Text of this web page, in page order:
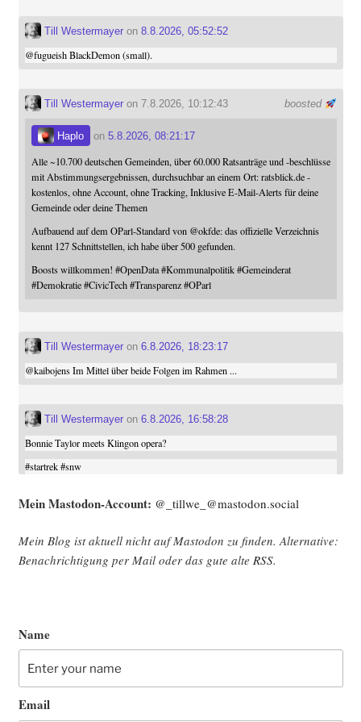
Till Westermayeron 8.8.2026, 05:52:52
@fugueishBlackDemon (small).
boosted
Till Westermayeron 7.8.2026, 10:12:43
Haplo on 5.8.2026, 08:21:17
Alle ~10.700 deutschen Gemeinden, über 60.000 Ratsanträge und -beschlüsse
mit Abstimmungsergebnissen, durchsuchbar an einem Ort: ratsblick.de -
kostenlos, ohne Account, ohne Tracking, Inklusive E-Mail-Alerts für deine
Gemeinde oder deine Themen
Aufbauend auf dem OParl-Standard von @okfde: das offizielle Verzeichnis
kennt 127 Schnittstellen, ich habe über 500 gefunden.
Boosts willkommen! #OpenData #Kommunalpolitik #Gemeinderat
#Demokratie #CivicTech #Transparenz #OParl
Till Westermayeron 6.8.2026, 18:23:17
@kaibojensIm Mittel über beide Folgen im Rahmen ...
Till Westermayeron 6.8.2026, 16:58:28
Bonnie Taylor meets Klingon opera?
#startrek #snw
Mein Mast­o­don-Account: @_tillwe_@mastodon.social
Mein Blog ist aktu­ell nicht auf Mast­o­don zu fin­den. Alter­na­ti­ve:
Benach­rich­ti­gung per Mail oder das gute alte RSS.
Name
Email